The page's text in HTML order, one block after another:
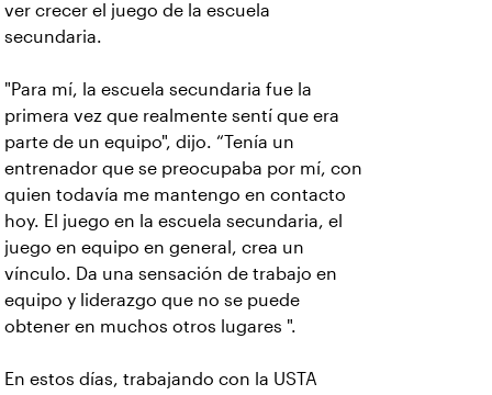
ver crecer el juego de la escuela
secundaria.
"Para mí, la escuela secundaria fue la
primera vez que realmente sentí que era
parte de un equipo", dijo. “Tenía un
entrenador que se preocupaba por mí, con
quien todavía me mantengo en contacto
hoy. El juego en la escuela secundaria, el
juego en equipo en general, crea un
vínculo. Da una sensación de trabajo en
equipo y liderazgo que no se puede
obtener en muchos otros lugares ".
En estos días, trabajando con la USTA